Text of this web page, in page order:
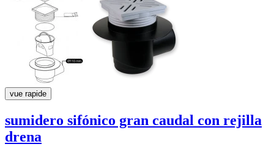
vue rapide
sumidero sifónico gran caudal con rejilla
drena